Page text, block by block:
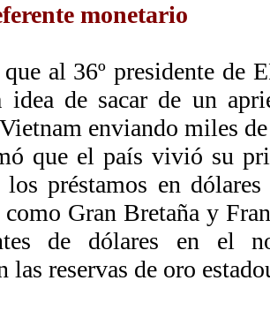
monetario
al 36º presidente de
de sacar de un
enviando miles
que el país vivió su
préstamos en
como Gran Bretaña y
de dólares en el
las reservas de oro